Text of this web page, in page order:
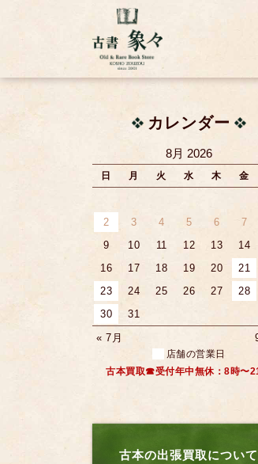
カレンダー
8月 2026
日 月 火 水 木 金
2
3 4 5 6 7
9
10 11 12 13 14
16
17 18 19 20 21
23
24 25 26 27 28
30
31
« 7月
店舗の営業日
古本買取☎受付年中無休：8時〜
古本の出張買取について